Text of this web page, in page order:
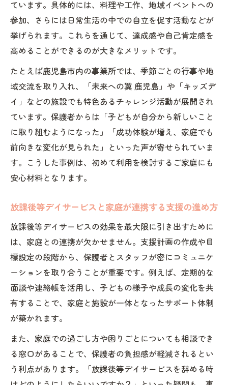
ています。具体的には、料理や工作、地域イベントへの
参加、さらには日常生活の中での自立を促す活動などが
挙げられます。これらを通じて、達成感や自己肯定感を
高めることができるのが大きなメリットです。
たとえば鹿児島市内の事業所では、季節ごとの行事や地
域交流を取り入れ、「未来への翼 鹿児島」や「キッズデ
イ」などの施設でも特色あるチャレンジ活動が展開され
ています。保護者からは「子どもが自分から新しいこと
に取り組むようになった」「成功体験が増え、家庭でも
前向きな変化が見られた」といった声が寄せられていま
す。こうした事例は、初めて利用を検討するご家庭にも
安心材料となります。
放課後等デイサービスと家庭が連携する支援の進め方
放課後等デイサービスの効果を最大限に引き出すために
は、家庭との連携が欠かせません。支援計画の作成や目
標設定の段階から、保護者とスタッフが密にコミュニケ
ーションを取り合うことが重要です。例えば、定期的な
面談や連絡帳を活用し、子どもの様子や成長の変化を共
有することで、家庭と施設が一体となったサポート体制
が築かれます。
また、家庭での過ごし方や困りごとについても相談でき
る窓口があることで、保護者の負担感が軽減されるとい
う利点があります。「放課後等デイサービスを辞める時